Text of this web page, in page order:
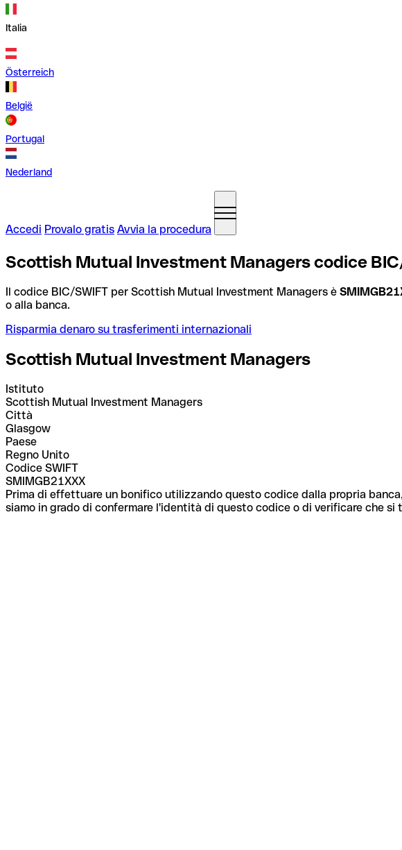
Italia
Österreich
België
Portugal
Nederland
Accedi Provalo gratis Avvia la procedura
Scottish Mutual Investment Managers codice
Il codice BIC/SWIFT per Scottish Mutual Investment Managers è
o alla banca.
Risparmia denaro su trasferimenti internazionali
Scottish Mutual Investment Managers
Istituto
Scottish Mutual Investment Managers
Città
Glasgow
Paese
Regno Unito
Codice SWIFT
SMIMGB21XXX
Prima di effettuare un bonifico utilizzando questo codice dalla propria
siamo in grado di confermare l'identità di questo codice o di verificare che